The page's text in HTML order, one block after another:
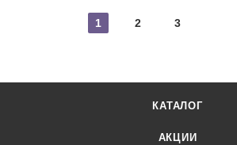
1 2 3
КАТАЛОГ
АКЦИИ